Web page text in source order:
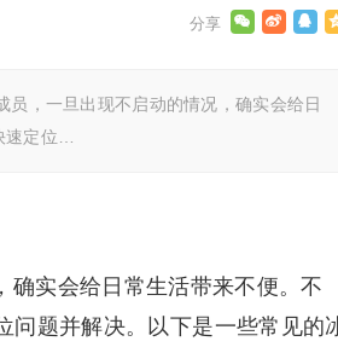
，一旦出现不启动的情况，确实会给日
速定位…
确实会给日常生活带来不便。不
问题并解决。以下是一些常见的